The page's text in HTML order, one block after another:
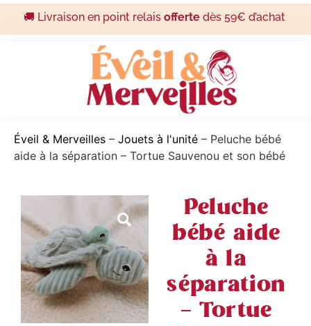
🚚 Livraison en point relais offertedès 59€ d’achat
Éveil & Merveilles – Jouets à l'unité – Peluche bébé
aide à la séparation – Tortue Sauvenou et son bébé
Peluche
bébé aide
à la
séparation
– Tortue